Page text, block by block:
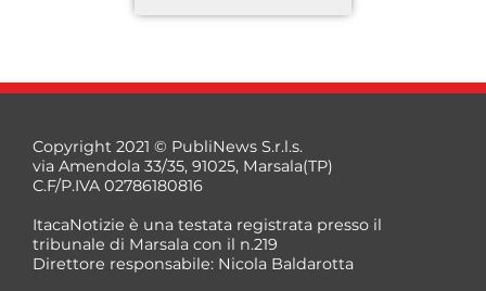
Copyright 2021 © PubliNews S.r.l.s.
via Amendola 33/35, 91025, Marsala(TP)
C.F/P.IVA 02786180816
ItacaNotizie è una testata registrata presso il
tribunale di Marsala con il n.219
Direttore responsabile: Nicola Baldarotta